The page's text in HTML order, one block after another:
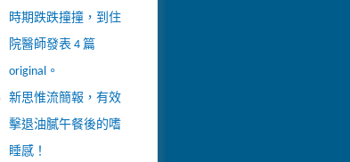
時期跌跌撞撞，到住
院醫師發表 4 篇
original。
新思惟流簡報，有效
擊退油膩午餐後的嗜
睡感！